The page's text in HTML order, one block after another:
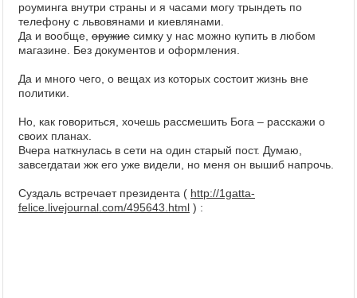
роуминга внутри страны и я часами могу трындеть по
телефону с львовянами и киевлянами.
Да и вообще, оружие симку у нас можно купить в любом
магазине. Без документов и оформления.
Да и много чего, о вещах из которых состоит жизнь вне
политики.
Но, как говориться, хочешь рассмешить Бога – расскажи о
своих планах.
Вчера наткнулась в сети на один старый пост. Думаю,
завсегдатаи жж его уже видели, но меня он вышиб напрочь.
Суздаль встречает президента ( http://1gatta-
felice.livejournal.com/495643.html ) :